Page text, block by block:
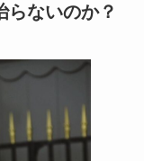
らないのか？